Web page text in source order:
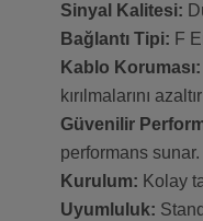
Sinyal Kalitesi:
Bağlantı Tipi: F
Kablo Koruması:
kırılmalarını azaltır
Güvenilir
performans sunar.
Kurulum: Kolay
Uyumluluk: